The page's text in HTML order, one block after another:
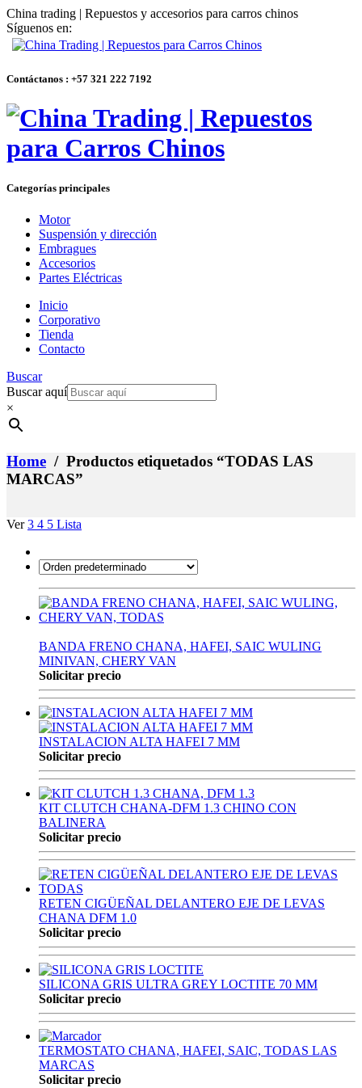
China trading | Repuestos y accesorios para carros chinos
Síguenos en:
Contáctanos : +57 321 222 7192
Categorías principales
Motor
Suspensión y dirección
Embragues
Accesorios
Partes Eléctricas
Inicio
Corporativo
Tienda
Contacto
Buscar
Buscar aquí
×
Home / Productos etiquetados “TODAS LAS
MARCAS”
Ver3 4 5 Lista
BANDA FRENO CHANA, HAFEI, SAIC WULING
MINIVAN, CHERY VAN
Solicitar precio
INSTALACION ALTA HAFEI 7 MM
Solicitar precio
KIT CLUTCH CHANA-DFM 1.3 CHINO CON
BALINERA
Solicitar precio
RETEN CIGÜEÑAL DELANTERO EJE DE LEVAS
CHANA DFM 1.0
Solicitar precio
SILICONA GRIS ULTRA GREY LOCTITE 70 MM
Solicitar precio
TERMOSTATO CHANA, HAFEI, SAIC, TODAS LAS
MARCAS
Solicitar precio